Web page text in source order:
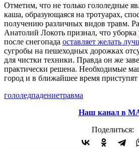
Отметим, что не только гололедные
каша, образующаяся на тротуарах,
получению различных видов травм.
Анатолий Локоть признал, что
после снегопада оставляет желать
сугробы на пешеходных дорожках
для чистки техники. Правда он же
практически решена. Необходимые
город и в ближайшее время приступят
гололедпадениетравма
Наш канал в
Поделиться: